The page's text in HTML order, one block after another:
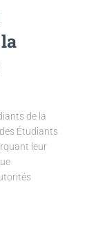
de la
Étudiants
leur